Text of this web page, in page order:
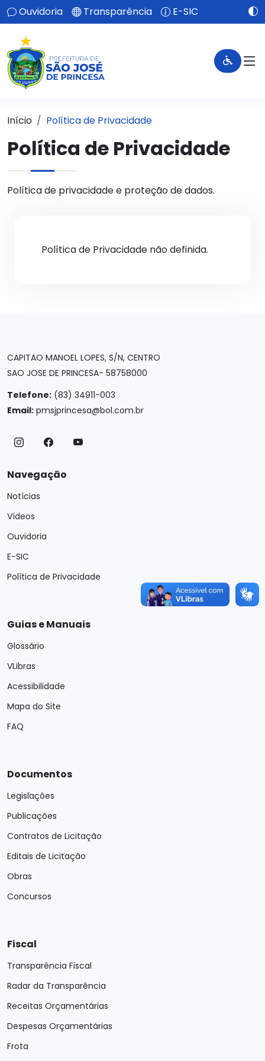
Ouvidoria Transparência E-SIC
Início Política de Privacidade
Política de Privacidade
Política de privacidade e proteção de dados.
Política de Privacidade não definida.
CAPITAO MANOEL LOPES, S/N, CENTRO
SAO JOSE DE PRINCESA- 58758000
Telefone: (83) 34911-003
Email: pmsjprincesa@bol.com.br
Navegação
Notícias
Vídeos
Ouvidoria
E-SIC
Política de Privacidade
Guias e Manuais
Glossário
VLibras
Acessibilidade
Mapa do Site
FAQ
Documentos
Legislações
Publicações
Contratos de Licitação
Editais de Licitação
Obras
Concursos
Fiscal
Transparência Fiscal
Radar da Transparência
Receitas Orçamentárias
Despesas Orçamentárias
Frota